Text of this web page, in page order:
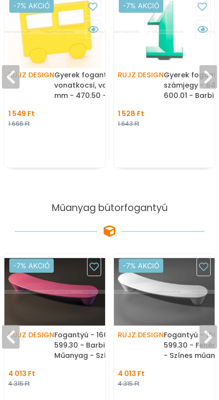
-7% AKCIÓ
RUJZ DESIGNGyerek fogantyú
vonatkocsi, vagon - 32
mm - 470.50 -
- Színes gyerekbútor
1 549 Ft
1 666 Ft
-7% AKCIÓ
RUJZ DESIGNGyerek
számjegy - 64
600.01 - Barbi
1 528 Ft
1 643 Ft
Műanyag bútorfogantyú
-7% AKCIÓ
RUJZ DESIGNFogantyú - 160 mm -
599.30 - Barbi lila -
Műanyag - Színes
4 013 Ft
4 315 Ft
-7% AKCIÓ
RUJZ DESIGNFogantyú -
599.30 -
- Színes
4 013 Ft
4 315 Ft